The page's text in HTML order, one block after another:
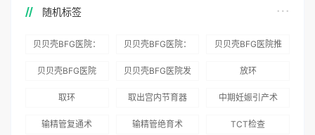
随机标签
贝贝壳BFG医院：
务
贝贝壳BFG医院：
术”和“法律支持”
贝贝壳BFG医院推
贝贝壳BFG医院
贝贝壳BFG医院发
国版）》
放环
取环 取出宫内节育器 中期妊娠引产术
输精管复通术 输精管绝育术 TCT检查